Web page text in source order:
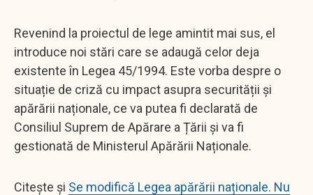
Revenind la proiectul de lege amintit mai sus, el
introduce noi stări care se adaugă celor deja
existente în Legea 45/1994. Este vorba despre o
situație de criză cu impact asupra securității și
apărării naționale, ce va putea fi declarată de
Consiliul Suprem de Apărare a Țării și va fi
gestionată de Ministerul Apărării Naționale.
Citește și Se modifică Legea apărării naționale. Nu